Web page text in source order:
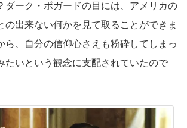
ダーク・ボガードの目には、アメリカの
の出来ない何かを見て取ることができま
ら、自分の信仰心さえも粉砕してしまっ
たいという観念に支配されていたので